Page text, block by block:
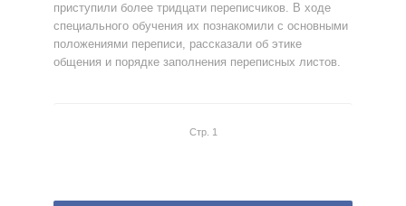
приступили более тридцати переписчиков. В ходе
специального обучения их познакомили с основными
положениями переписи, рассказали об этике
общения и порядке заполнения переписных листов.
Стр. 1